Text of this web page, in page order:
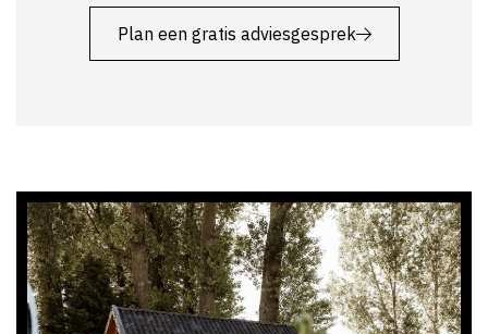
Plan een gratis adviesgesprek